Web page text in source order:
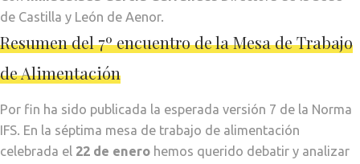
de Castilla y León de Aenor.
Resumen del 7º encuentro de la Mesa de Trabajo
de Alimentación
Por fin ha sido publicada la esperada versión 7 de la Norma
IFS. En la séptima mesa de trabajo de alimentación
celebrada el 22 de enero hemos querido debatir y analizar